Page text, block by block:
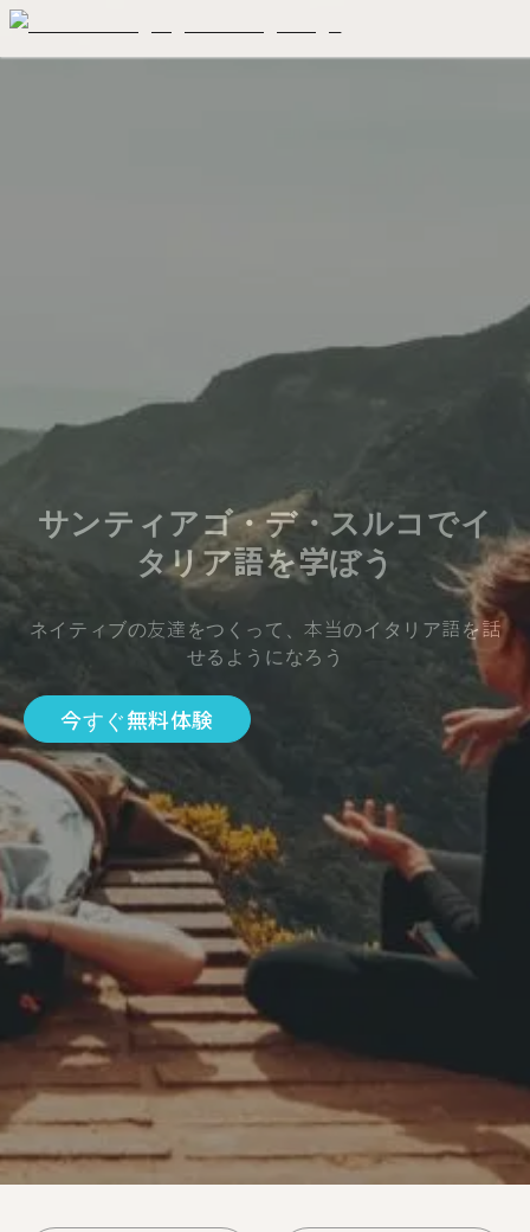
サンティアゴ・デ・スルコでイ
タリア語を学ぼう
ネイティブの友達をつくって、本当のイタリア語を話
せるようになろう
今すぐ無料体験